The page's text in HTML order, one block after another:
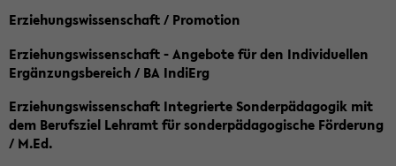
Erziehungswissenschaft / Promotion
Erziehungswissenschaft - Angebote für den Individuellen
Ergänzungsbereich / BA IndiErg
Erziehungswissenschaft Integrierte Sonderpädagogik mit
dem Berufsziel Lehramt für sonderpädagogische Förderung
/ M.Ed.